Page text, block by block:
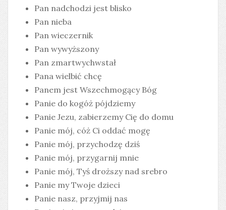
Pan nadchodzi jest blisko
Pan nieba
Pan wieczernik
Pan wywyższony
Pan zmartwychwstał
Pana wielbić chcę
Panem jest Wszechmogący Bóg
Panie do kogóż pójdziemy
Panie Jezu, zabierzemy Cię do domu
Panie mój, cóż Ci oddać mogę
Panie mój, przychodzę dziś
Panie mój, przygarnij mnie
Panie mój, Tyś droższy nad srebro
Panie my Twoje dzieci
Panie nasz, przyjmij nas